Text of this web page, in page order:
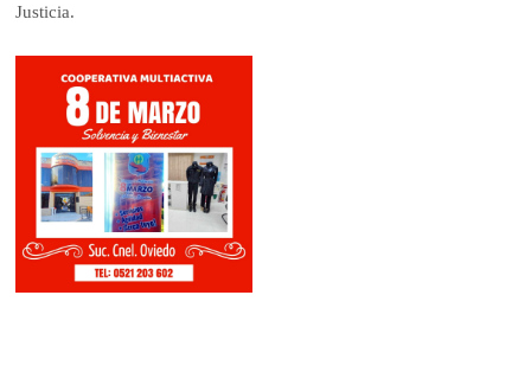
Justicia.